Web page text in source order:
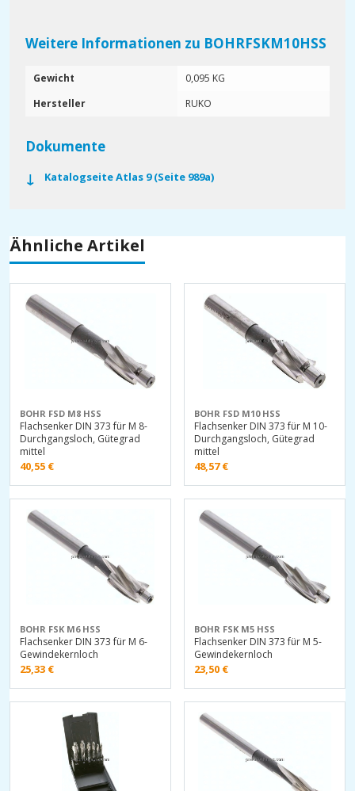
Weitere Informationen zu BOHRFSKM10HSS
Gewicht
0,095 KG
Hersteller
RUKO
Dokumente
Katalogseite Atlas 9 (Seite 989a)
Ähnliche Artikel
BOHR FSD M8 HSS
Flachsenker DIN 373 für M 8-
Durchgangsloch, Gütegrad
mittel
40,55 €
BOHR FSD M10 HSS
Flachsenker DIN 373 für M 10-
Durchgangsloch, Gütegrad
mittel
48,57€
BOHR FSK M6 HSS
Flachsenker DIN 373 für M 6-
Gewindekernloch
25,33 €
BOHR FSK M5 HSS
Flachsenker DIN 373 für M 5-
Gewindekernloch
23,50 €